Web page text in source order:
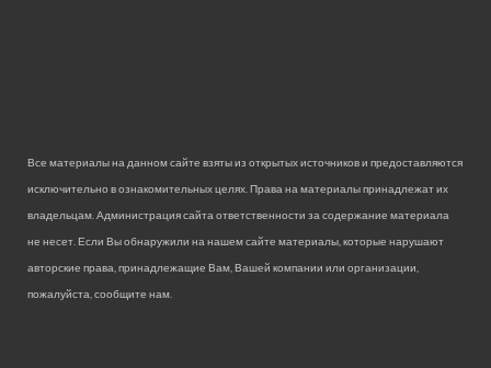
Все материалы на данном сайте взяты из открытых источников и предоставляются
исключительно в ознакомительных целях. Права на материалы принадлежат их
владельцам. Администрация сайта ответственности за содержание материала
не несет. Если Вы обнаружили на нашем сайте материалы, которые нарушают
авторские права, принадлежащие Вам, Вашей компании или организации,
пожалуйста, сообщите нам.